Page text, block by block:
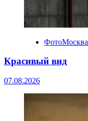
ФотоМосква
Красивый вид
07.08.2026